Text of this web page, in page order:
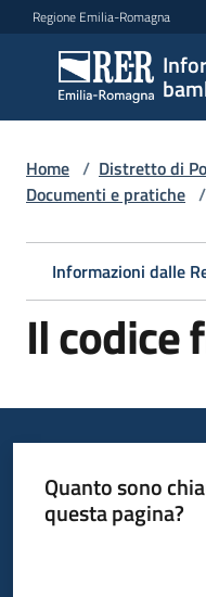
Vai al contenuto
Vai alla navigazione
Vai al footer
Regione Emilia-Romagna
Informa
famiglie
e
bambini
Argomenti
Servizi
le
famiglie
Home / Distretto di
Documenti e pratiche /
Informazioni dalle
Il codice
Quanto sono
questa pagina?